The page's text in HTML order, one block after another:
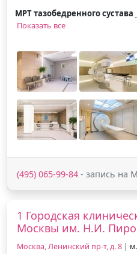
МРТ тазобедренного сустава
Показать все
(495) 065-99-84 - запись на
1 Городская
Москвы им. Н.И.
Москва, Ленинский пр-т, д. 8 | м.